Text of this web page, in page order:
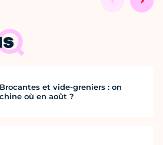
Brocantes et vide-greniers : on
chine où en août ?